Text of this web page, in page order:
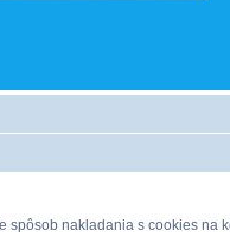
spôsob nakladania s cookies na